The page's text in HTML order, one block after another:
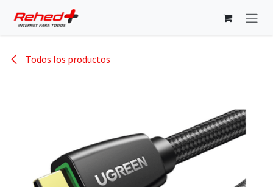
Todos los productos